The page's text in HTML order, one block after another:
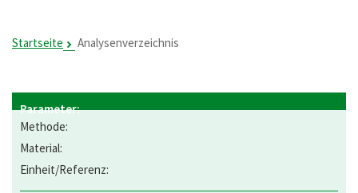
Startseite Analysenverzeichnis